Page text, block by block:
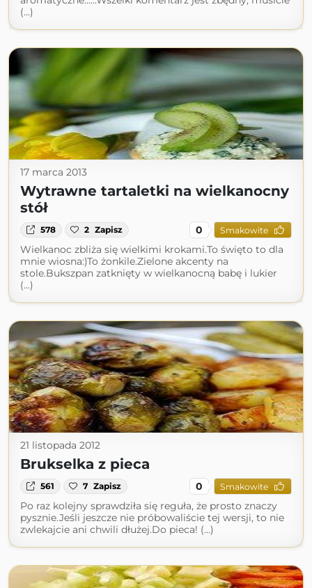
(...)
17 marca 2013
Wytrawne tartaletki na wielkanocny
stół
578 2 Zapisz 0 Smakowite
Wielkanoc zbliża się wielkimi krokami.To święto to dla
mnie wiosna:)To żonkile.Zielone akcenty na
stole.Bukszpan zatknięty w wielkanocną babę i lukier
(...)
21 listopada 2012
Brukselka z pieca
561 7 Zapisz 0 Smakowite
Po raz kolejny sprawdziła się reguła, że prosto znaczy
pysznie.Jeśli jeszcze nie próbowaliście tej wersji, to nie
zwlekajcie ani chwili dłużej.Do pieca! (...)